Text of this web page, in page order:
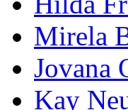
Mirela
Jovana
Kay